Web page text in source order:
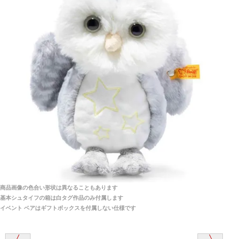
当店はネット販売ですので実物をお見せすることが
できません。
海外からのお取り寄せと言うことですが、商品はきち
んと届きますか？
ご安心ください！商品は確実にお届けします。
商品は直接海外から届くのですか。受取の際、関税な
どはかかりますか？
商品は全て当店へ入荷させたのち欠品を行いお客様
宅へお届けします。
関税はすべて当店にて処理しますのでお客様のご負担
は一切ありません。
商品が届くまでにはどのくらいの期間がかかります
千葉県 U・Y 様 （女性）
「ChatGPTを利用したところ「くまの小屋」さ
んを紹介され…」
埼玉県 S・W 様
「送られる際にメールなどで届けて頂きとても
安心感がありました」
大阪府 Y・W 様 （男性）
「取り扱っているNetショップで一番信用出来
商品画像の色合い形状は異なることもあります
基本シュタイフの箱は白タグ作品のみ付属します
イベント ベアはギフトボックスを付属しない仕様です